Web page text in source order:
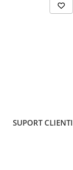
SUPORT CLIENTI